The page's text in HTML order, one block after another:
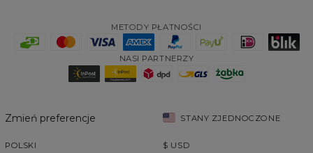
METODY PŁATNOŚCI
NASI PARTNERZY
Zmień preferencje STANY ZJEDNOCZONE
POLSKI $ USD